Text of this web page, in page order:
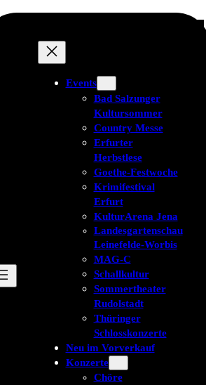
Events
Bad Salzunger
Kultursommer
Country Messe
Erfurter
Herbstlese
Goethe-Festwoche
Krimifestival
Erfurt
KulturArena Jena
Landesgartenschau
Leinefelde-Worbis
MAG-C
Schallkultur
Sommertheater
Rudolstadt
Thüringer
Schlosskonzerte
Neu im Vorverkauf
Konzerte
Chöre